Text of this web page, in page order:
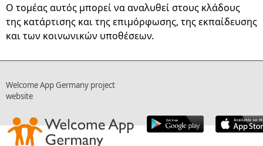
Ο τομέας αυτός μπορεί να αναλυθεί στους κλάδους
της κατάρτισης και της επιμόρφωσης, της εκπαίδευσης
και των κοινωνικών υποθέσεων.
Welcome App Germany project
website